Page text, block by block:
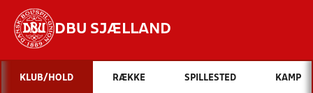
DBU SJÆLLAND
Hvad vil du søge efter?
KLUB/HOLD RÆKKE SPILLESTED KAMP